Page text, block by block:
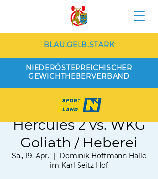
BLAU.GELB.STARK
NIEDERÖSTERREICHISCHER
GEWICHTHEBERVERBAND
WKG Nord Wien /
Hercules 2 vs. WKG
Goliath / Heberei
Sa., 19. Apr.
  |
Dominik Hoffmann Halle
im Karl Seitz Hof